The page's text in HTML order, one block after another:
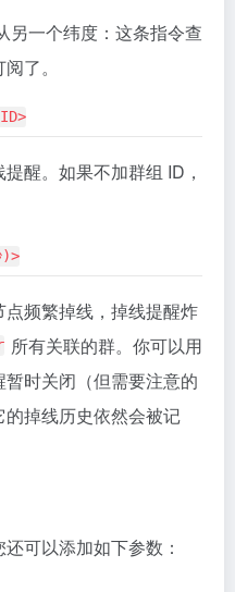
另一个纬度：这条指令查
了。
醒。如果不加群组 ID，
)>
频繁掉线，掉线提醒炸
所有关联的群。你可以用
时关闭（但需要注意的
掉线历史依然会被记
可以添加如下参数：